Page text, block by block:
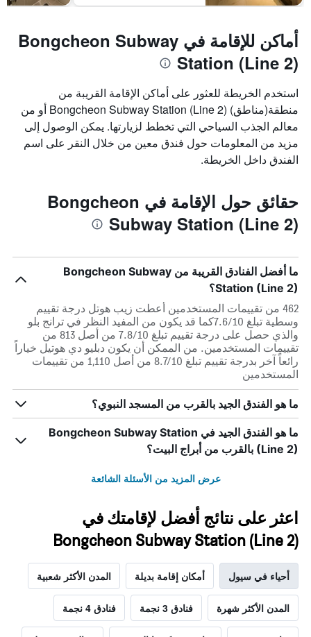
أماكن للإقامة في Bongcheon Subway
Station (Line 2)
استخدم الخريطة للعثور على أماكن الإقامة القريبة من
منطقة(مناطق) Bongcheon Subway Station (Line 2) أو من
معالم الجذب السياحي التي تخطط لزيارتها. يمكن الوصول إلى
مزيد من المعلومات حول فندق معين من خلال النقر على اسم
الفندق داخل الخريطة.
حقائق حول الإقامة في Bongcheon
Subway Station (Line 2)
ما أفضل الفنادق القريبة من Bongcheon Subway
Station (Line 2)؟
462 من تقييمات المستخدمين أعطت زيب هوتل درجة تقييم
وسطية تبلغ 7.6/10كما قد يكون من المفيد النظر في ترانج بلو
والذي حصل على درجة تقييم تبلغ 7.8/10 من أصل 813 من
تقييمات المستخدمين. من الممكن أن يكون دبليو دي هوتيل خياراً
رائعاً آخر بدرجة تقييم تبلغ 8.7/10 من أصل 1,110 من تقييمات
المستخدمين
ما هو الفندق الجيد بالقرب من المسجد النبوي؟
ما هو الفندق الجيد في Bongcheon Subway Station
(Line 2) بالقرب من أبراج البيت؟
عرض المزيد من الأسئلة الشائعة
اعثر على نتائج أفضل لإقامتك في
Bongcheon Subway Station (Line 2)
أحياء في سيول أمكان إقامة بديلة المدن الأكثر شعبية
المدن الأكثر شهرة فنادق 3 نجمة فنادق 4 نجمة